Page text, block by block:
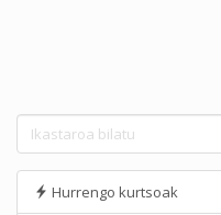
Hurrengo kurtsoak